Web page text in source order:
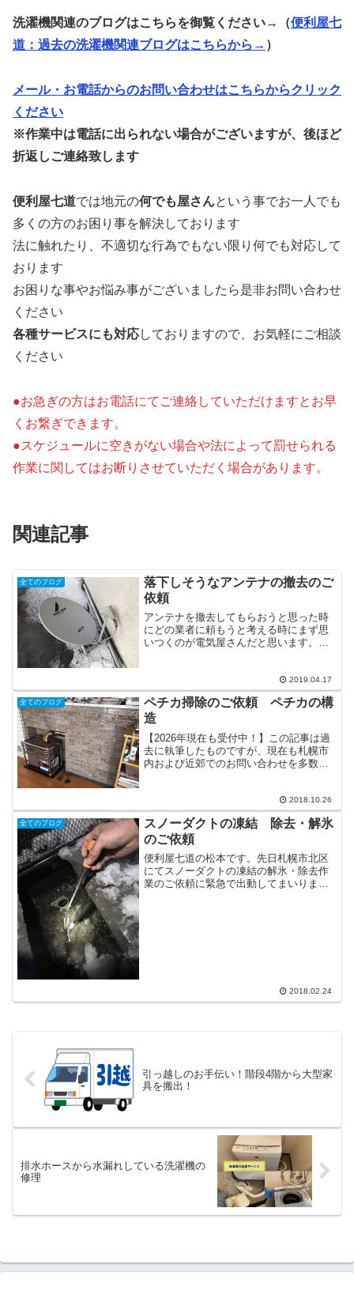
洗濯機関連のブログはこちらを御覧ください→（便利屋七
道： 過去の洗濯機関連ブログはこちらから→ ）
メール・お電話からのお問い合わせはこちらからクリック
ください
※作業中は電話に出られない場合がございますが、後ほど
折返しご連絡致します
便利屋七道では地元の何でも屋さんという事でお一人でも
多くの方のお困り事を解決しております
法に触れたり、不適切な行為でもない限り何でも対応して
おります
お困りな事やお悩み事がございましたら是非お問い合わせ
ください
各種サービスにも対応しておりますので、お気軽にご相談
ください
●お急ぎの方はお電話にてご連絡していただけますとお早
くお繋ぎできます。
●スケジュールに空きがない場合や法によって罰せられる
作業に関してはお断りさせていただく場合があります。
関連記事
全てのブログ
落下しそうなアンテナの撤去のご
依頼
アンテナを撤去してもらおうと思った時
にどの業者に頼もうと考える時にまず思
いつくのが電気屋さんだと思います。し
ら撤去します」と高額要求される場合が
あります。高額となると...
2019.04.17
全てのブログ
ペチカ掃除のご依頼 ペチカの構
造
【2026年現在も受付中！】この記事は過
去に執筆したものですが、現在も札幌市
内および近郊でのお問い合わせを多数い
安心してお問い合わせください。便利屋
七道です本日は札幌市...
2018.10.26
全てのブログ
スノーダクトの凍結 除去・解氷
のご依頼
便利屋七道の松本です。先日札幌市北区
にてスノーダクトの凍結の解氷・除去作
業のご依頼に緊急で出動してまいりまし
2018.02.24
引っ越しのお手伝い！階段4階から大型家
具を搬出！
排水ホースから水漏れしている洗濯機の
修理